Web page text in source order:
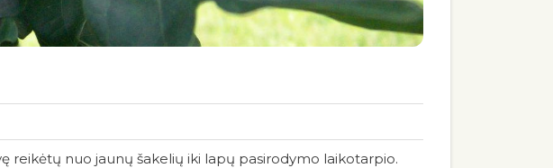
reikėtų nuo jaunų šakelių iki lapų pasirodymo laikotarpio.